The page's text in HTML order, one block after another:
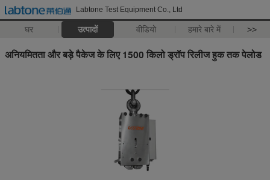
Labtone Test Equipment Co., Ltd
घर उत्पादों वीडियो हमारे बारे में >>
अनियमितता और बड़े पैकेज के लिए 1500 किलो ड्रॉप रिलीज हुक तक पेलोड